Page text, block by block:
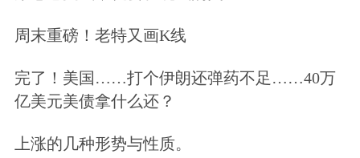
周末重磅！老特又画K线
完了！美国……打个伊朗还弹药不足……40万
亿美元美债拿什么还？
上涨的几种形势与性质。